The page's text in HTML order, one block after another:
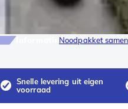
Noodpakket
Snelle levering uit eigen
voorraad